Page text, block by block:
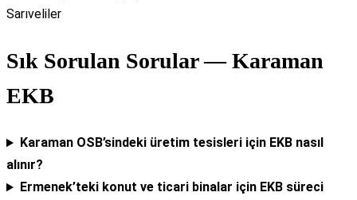
Sarıveliler
Sık Sorulan Sorular — Karaman
EKB
Karaman OSB’sindeki üretim tesisleri için EKB nasıl
alınır?
Ermenek’teki konut ve ticari binalar için EKB süreci